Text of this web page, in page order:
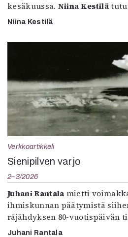
kesäkuussa. Niina Kestilä
Niina Kestilä
Verkkoartikkeli
Sienipilven varjo
2–3/2026
Juhani Rantala mietti
ihmiskunnan päätymistä
räjähdyksen 80-vuotispäivän
Juhani Rantala